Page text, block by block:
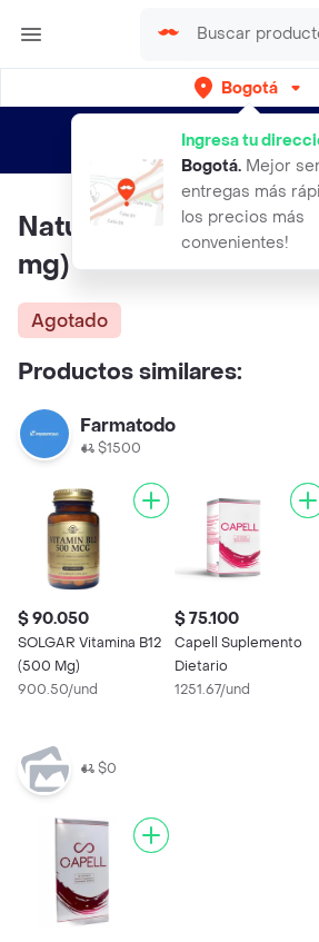
Bogotá
Ingresa tu
Bogotá. Mejor
entregas más
los precios más
convenientes!
envíos gratis por semanas
Natural Systems
mg)
Agotado
Productos similares:
Farmatodo
$1500
$ 90.050
SOLGAR Vitamina B12
(500 Mg)
900.50/und
$ 75.100
Capell Suplemento
Dietario
1251.67/und
$0